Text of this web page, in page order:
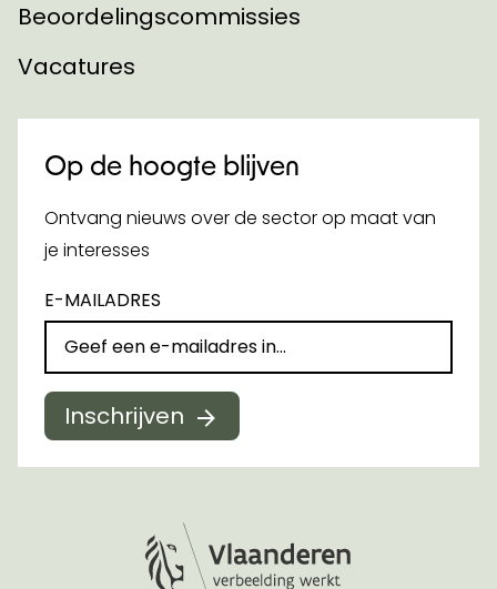
Beoordelingscommissies
Vacatures
Op de hoogte blijven
Ontvang nieuws over de sector op maat van
je interesses
E-MAILADRES
Inschrijven